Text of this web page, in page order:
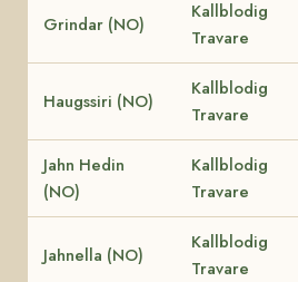
Grindar (NO)
Kallblodig
Travare
Haugssiri (NO)
Kallblodig
Travare
Jahn Hedin
(NO)
Kallblodig
Travare
Jahnella (NO)
Kallblodig
Travare